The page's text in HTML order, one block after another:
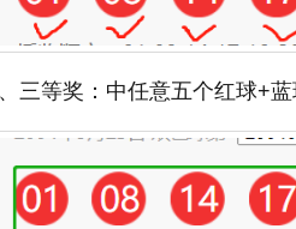
三等奖：中任意五个红球+